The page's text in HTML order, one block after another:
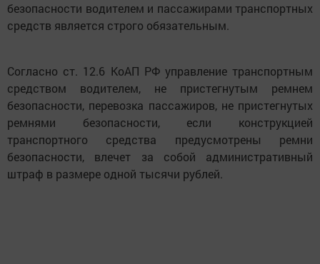
безопасности водителем и пассажирами транспортных
средств является строго обязательным.
Согласно ст. 12.6 КоАП РФ управление транспортным
средством водителем, не пристегнутым ремнем
безопасности, перевозка пассажиров, не пристегнутых
ремнями безопасности, если конструкцией
транспортного средства предусмотрены ремни
безопасности, влечет за собой административный
штраф в размере одной тысячи рублей.